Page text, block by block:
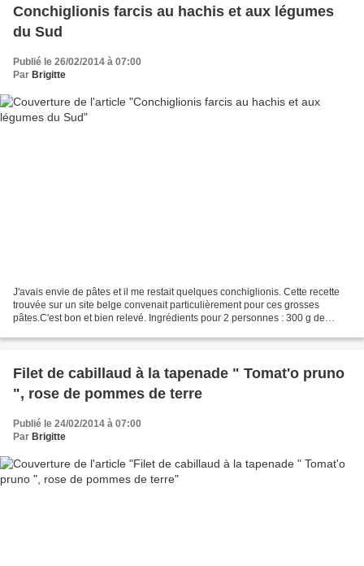
Conchiglionis farcis au hachis et aux légumes
du Sud
Publié le 26/02/2014 à 07:00
Par Brigitte
J'avais envie de pâtes et il me restait quelques conchiglionis. Cette recette
trouvée sur un site belge convenait particulièrement pour ces grosses
pâtes.C'est bon et bien relevé. Ingrédients pour 2 personnes : 300 g de
Filet de cabillaud à la tapenade " Tomat'o pruno
", rose de pommes de terre
Publié le 24/02/2014 à 07:00
Par Brigitte